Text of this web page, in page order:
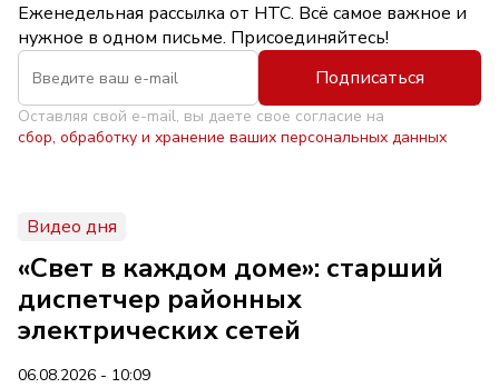
Еженедельная рассылка от НТС. Всё самое важное и
нужное в одном письме. Присоединяйтесь!
Подписаться
Оставляя свой e-mail, вы даете свое согласие на
сбор, обработку и хранение ваших персональных данных
Видео дня
«Свет в каждом доме»: старший
диспетчер районных
электрических сетей
06.08.2026 - 10:09